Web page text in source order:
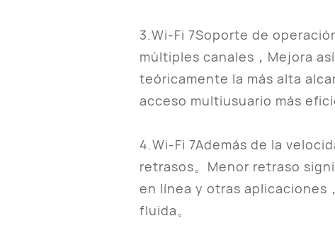
3.Wi-Fi 7Soporte de
múltiples canales，Mejora
teóricamente la más alta
acceso multiusuario más
4.Wi-Fi 7Además de la
retrasos。Menor retraso
en línea y otras aplicaciones
fluida。